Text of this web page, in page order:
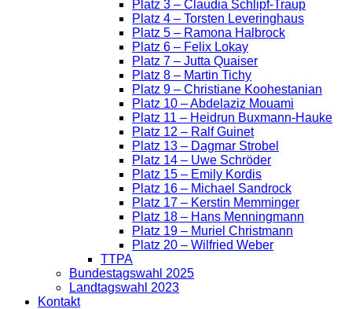
Platz 3 – Claudia Schlipf-Traup
Platz 4 – Torsten Leveringhaus
Platz 5 – Ramona Halbrock
Platz 6 – Felix Lokay
Platz 7 – Jutta Quaiser
Platz 8 – Martin Tichy
Platz 9 – Christiane Koohestanian
Platz 10 – Abdelaziz Mouami
Platz 11 – Heidrun Buxmann-Hauke
Platz 12 – Ralf Guinet
Platz 13 – Dagmar Strobel
Platz 14 – Uwe Schröder
Platz 15 – Emily Kordis
Platz 16 – Michael Sandrock
Platz 17 – Kerstin Memminger
Platz 18 – Hans Menningmann
Platz 19 – Muriel Christmann
Platz 20 – Wilfried Weber
TTPA
Bundestagswahl 2025
Landtagswahl 2023
Kontakt